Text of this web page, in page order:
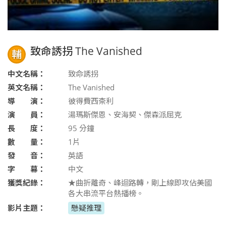
輔 致命誘拐 The Vanished
中文名稱：
致命誘拐
英文名稱：
The Vanished
導 演：
彼得費西柰利
演 員：
湯瑪斯傑恩、安海契、傑森派屈克
長 度：
95 分鐘
數 量：
1片
發 音：
英語
字 幕：
中文
獲獎紀錄：
★曲折離奇、峰迴路轉，剛上線即攻佔美國
各大串流平台熱播榜。
影片主題：
懸疑推理